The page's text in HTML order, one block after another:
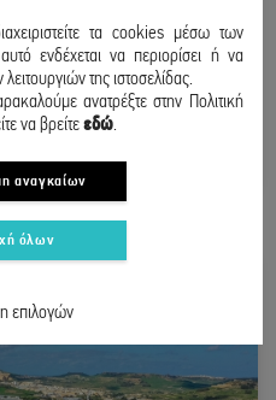
τα cookies μέσω των
ενδέχεται να περιορίσει ή να
της ιστοσελίδας.
ανατρέξτε στην Πολιτική
να βρείτεεδώ.
αναγκαίων
όλων
επιλογών